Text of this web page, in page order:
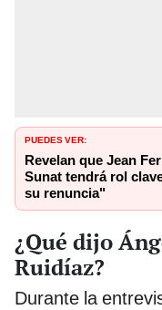
PUEDES VER:
Revelan que Jean
Sunat tendrá rol
su renuncia"
¿Qué dijo
Ruidíaz?
Durante la